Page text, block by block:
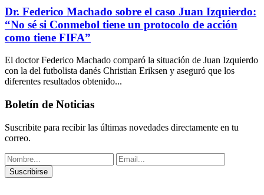
Dr. Federico Machado sobre el caso Juan Izquierdo:
“No sé si Conmebol tiene un protocolo de acción
como tiene FIFA”
El doctor Federico Machado comparó la situación de Juan Izquierdo
con la del futbolista danés Christian Eriksen y aseguró que los
diferentes resultados obtenido...
Boletín de Noticias
Suscribite para recibir las últimas novedades directamente en tu
correo.
Suscribirse